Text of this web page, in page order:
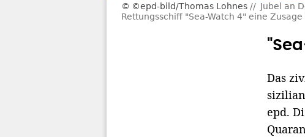
©epd-bild/Thomas Lohnes
Jubel an
Rettungsschiff "Sea-Watch 4" eine
Das
epd.